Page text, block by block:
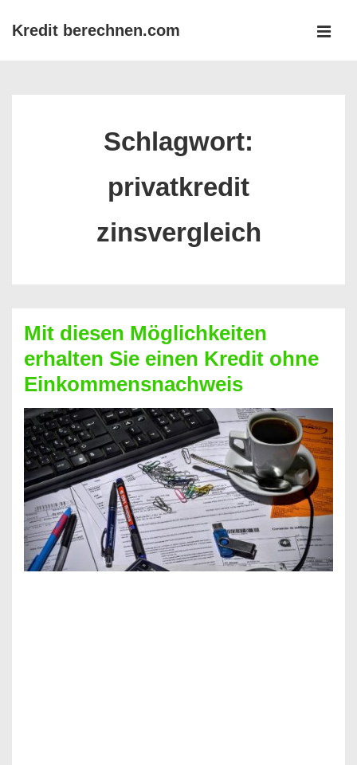
ZumKredit berechnen.com
Schlagwort:
privatkredit
zinsvergleich
Mit diesen Möglichkeiten
erhalten Sie einen Kredit ohne
Einkommensnachweis